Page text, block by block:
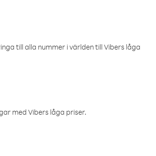
till alla nummer i världen till Vibers låga
med Vibers låga priser.